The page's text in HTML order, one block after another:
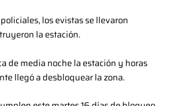
los evistas se llevaron
la estación.
de media noche la estación y horas
llegó a desbloquear la zona.